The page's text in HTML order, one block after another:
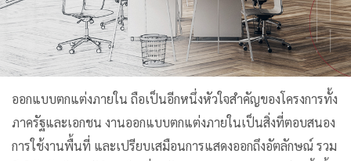
ออกแบบตกแต่งภายใน ถือเป็นอีกหนึ่งหัวใจสำคัญของโครงการทั้ง
ภาครัฐและเอกชน งานออกแบบตกแต่งภายในเป็นสิ่งที่ตอบสนอง
การใช้งานพื้นที่ และเปรียบเสมือนการแสดงออกถึงอัตลักษณ์ รวม